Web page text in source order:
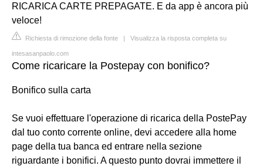
RICARICA CARTE PREPAGATE. E da app è ancora più
veloce!
Richiesta di rimozione della fonte | Visualizza la risposta completa su
intesasanpaolo.com
Come ricaricare la Postepay con bonifico?
Bonifico sulla carta
Se vuoi effettuare l'operazione di ricarica della PostePay
dal tuo conto corrente online, devi accedere alla home
page della tua banca ed entrare nella sezione
riguardante i bonifici. A questo punto dovrai immettere il